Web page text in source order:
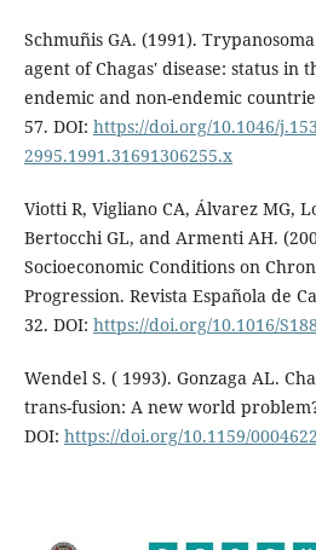
Schmuñis GA. (1991).
agent of Chagas' disease: status in
endemic and non-endemic
57. DOI: https://doi.org/10.1046/
2995.1991.31691306255.x
Viotti R, Vigliano CA, Álvarez MG,
Bertocchi GL, and Armenti AH.
Socioeconomic Conditions on
Progression. Revista Española de
32. DOI: https://doi.org/10.1016/
Wendel S. ( 1993). Gonzaga AL.
trans-fusion: A new world
DOI: https://doi.org/10.1159/